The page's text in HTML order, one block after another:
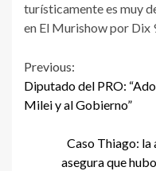
turísticamente es muy
en El Murishow por Dix
Continue
Reading
Previous:
Diputado del PRO:
Milei y al Gobierno”
Caso Thiago: la
asegura que